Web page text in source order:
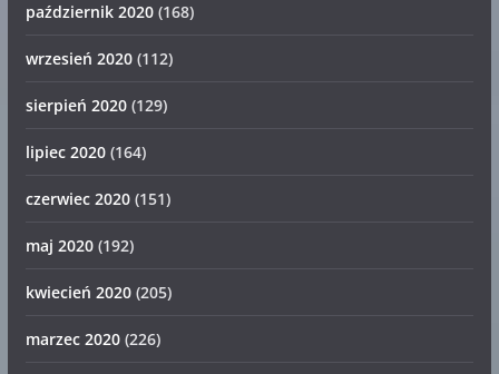
październik 2020(168)
wrzesień 2020(112)
sierpień 2020(129)
lipiec 2020(164)
czerwiec 2020(151)
maj 2020(192)
kwiecień 2020(205)
marzec 2020(226)